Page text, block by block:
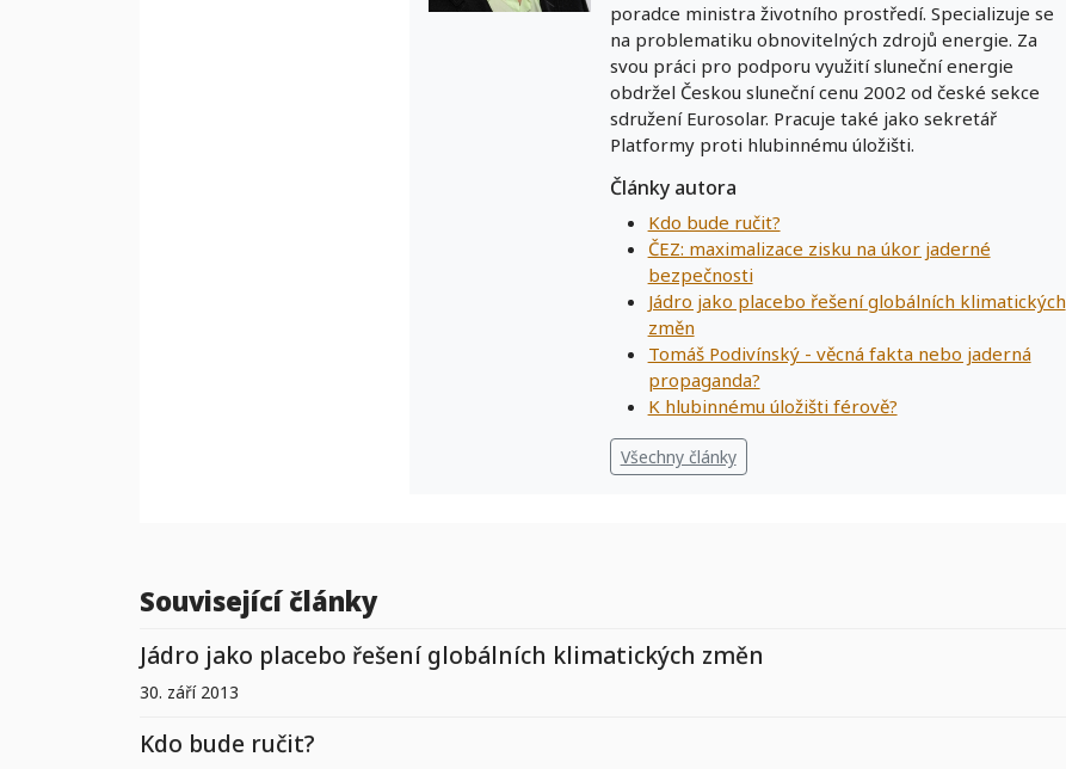
poradce ministra životního prostředí. Specializuje se
na problematiku obnovitelných zdrojů energie. Za
svou práci pro podporu využití sluneční energie
obdržel Českou sluneční cenu 2002 od české sekce
sdružení Eurosolar. Pracuje také jako sekretář
Platformy proti hlubinnému úložišti.
Články autora
Kdo bude ručit?
ČEZ: maximalizace zisku na úkor jaderné
bezpečnosti
Jádro jako placebo řešení globálních klimatických
změn
Tomáš Podivínský - věcná fakta nebo jaderná
propaganda?
K hlubinnému úložišti férově?
Všechny články
Související články
Jádro jako placebo řešení globálních klimatických změn
30. září 2013
Kdo bude ručit?